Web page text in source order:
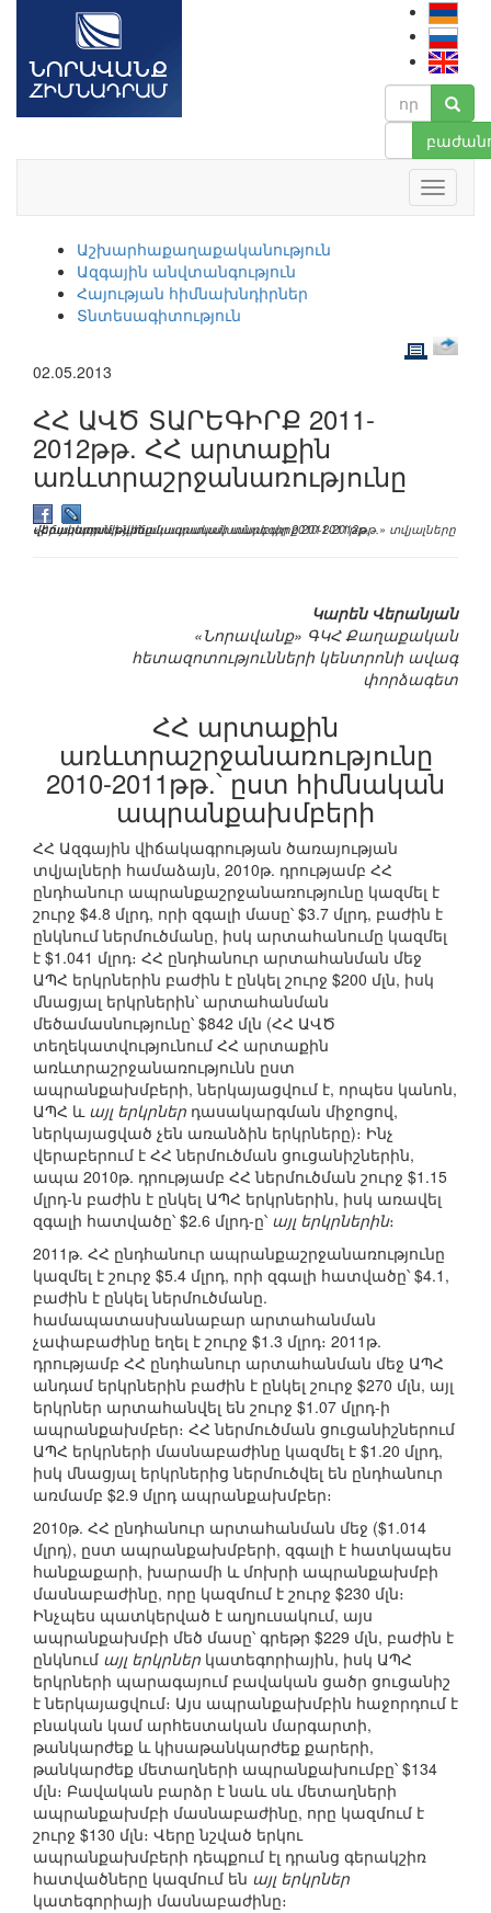
Աշխարհաքաղաքականություն
Ազգային անվտանգություն
Հայության հիմնախնդիրներ
Տնտեսագիտություն
02.05.2013
ՀՀ ԱՎԾ ՏԱՐԵԳԻՐՔ 2011-
2012թթ. ՀՀ արտաքին
առևտրաշրջանառությունը
«Հայաստանի վիճակագրական տարեգիրք 2011-2012թթ.» տվյալները վերաբերում են համապատասխանաբար 2010-2011թթ. վիճակագրությանը
Կարեն Վերանյան
«Նորավանք» ԳԿՀ Քաղաքական
հետազոտությունների կենտրոնի ավագ
փորձագետ
ՀՀ արտաքին
առևտրաշրջանառությունը
2010-2011թթ.՝ ըստ հիմնական
ապրանքախմբերի
ՀՀ Ազգային վիճակագրության ծառայության
տվյալների համաձայն, 2010թ. դրությամբ ՀՀ
ընդհանուր ապրանքաշրջանառությունը կազմել է
շուրջ $4.8 մլրդ, որի զգալի մասը՝ $3.7 մլրդ, բաժին է
ընկնում ներմուծմանը, իսկ արտահանումը կազմել
է $1.041 մլրդ։ ՀՀ ընդհանուր արտահանման մեջ
ԱՊՀ երկրներին բաժին է ընկել շուրջ $200 մլն, իսկ
մնացյալ երկրներին՝ արտահանման
մեծամասնությունը՝ $842 մլն (ՀՀ ԱՎԾ
տեղեկատվությունում ՀՀ արտաքին
առևտրաշրջանառությունն ըստ
ապրանքախմբերի, ներկայացվում է, որպես կանոն,
ԱՊՀ և այլ երկրներ դասակարգման միջոցով,
ներկայացված չեն առանձին երկրները)։ Ինչ
վերաբերում է ՀՀ ներմուծման ցուցանիշներին,
ապա 2010թ. դրությամբ ՀՀ ներմուծման շուրջ $1.15
մլրդ-ն բաժին է ընկել ԱՊՀ երկրներին, իսկ առավել
զգալի հատվածը՝ $2.6 մլրդ-ը՝ այլ երկրներին։
2011թ. ՀՀ ընդհանուր ապրանքաշրջանառությունը
կազմել է շուրջ $5.4 մլրդ, որի զգալի հատվածը՝ $4.1,
բաժին է ընկել ներմուծմանը.
համապատասխանաբար արտահանման
չափաբաժինը եղել է շուրջ $1.3 մլրդ։ 2011թ.
դրությամբ ՀՀ ընդհանուր արտահանման մեջ ԱՊՀ
անդամ երկրներին բաժին է ընկել շուրջ $270 մլն, այլ
երկրներ արտահանվել են շուրջ $1.07 մլրդ-ի
ապրանքախմբեր։ ՀՀ ներմուծման ցուցանիշներում
ԱՊՀ երկրների մասնաբաժինը կազմել է $1.20 մլրդ,
իսկ մնացյալ երկրներից ներմուծվել են ընդհանուր
առմամբ $2.9 մլրդ ապրանքախմբեր։
2010թ. ՀՀ ընդհանուր արտահանման մեջ ($1.014
մլրդ), ըստ ապրանքախմբերի, զգալի է հատկապես
հանքաքարի, խարամի և մոխրի ապրանքախմբի
մասնաբաժինը, որը կազմում է շուրջ $230 մլն։
Ինչպես պատկերված է աղյուսակում, այս
ապրանքախմբի մեծ մասը՝ գրեթր $229 մլն, բաժին է
ընկնում այլ երկրներ կատեգորիային, իսկ ԱՊՀ
երկրների պարագայում բավական ցածր ցուցանիշ
է ներկայացվում։ Այս ապրանքախմբին հաջորդում է
բնական կամ արհեստական մարգարտի,
թանկարժեք և կիսաթանկարժեք քարերի,
թանկարժեք մետաղների ապրանքախումբը՝ $134
մլն։ Բավական բարձր է նաև սև մետաղների
ապրանքախմբի մասնաբաժինը, որը կազմում է
շուրջ $130 մլն։ Վերը նշված երկու
ապրանքախմբերի դեպքում էլ դրանց գերակշիռ
հատվածները կազմում են այլ երկրներ
կատեգորիայի մասնաբաժինը։